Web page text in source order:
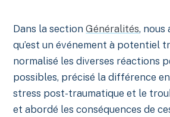
Dans la sectionGénéralités, nous
qu’est un événement à potentiel
normalisé les diverses réactions
possibles, précisé la différence
stress post-traumatique et le
et abordé les conséquences de